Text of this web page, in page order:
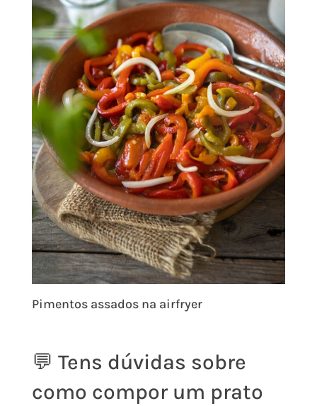
Pimentos assados na airfryer
💬 Tens dúvidas sobre
como compor um prato